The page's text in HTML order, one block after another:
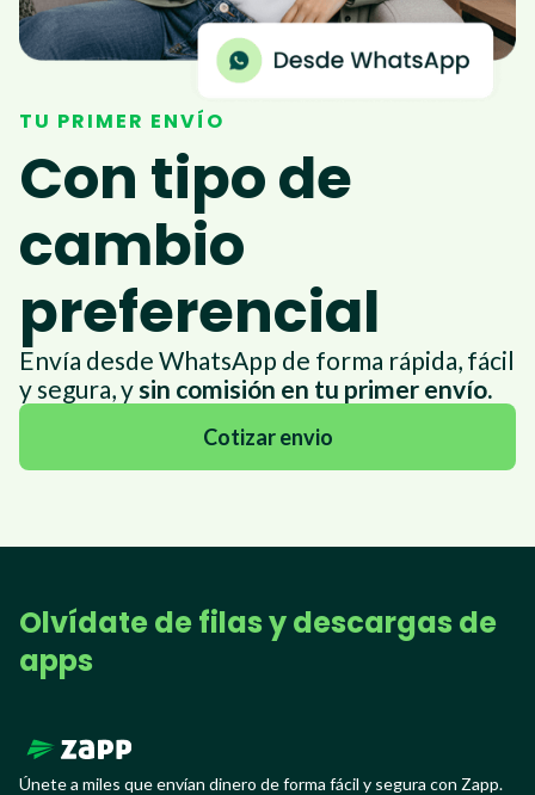
TU PRIMER ENVÍO
Con tipo de
cambio
preferencial
Envía desde WhatsApp de forma rápida, fácil
y segura, ysin comisión en tu primer envío.
Cotizar envio
Olvídate de filas y descargas de
apps
Únete a miles que envían dinero de forma fácil y segura con Zapp.